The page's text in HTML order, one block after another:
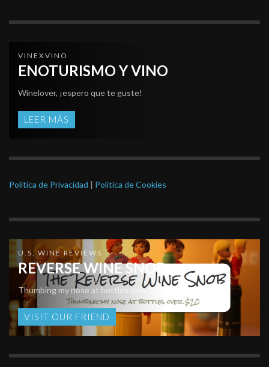
VINEXVINO
ENOTURISMO Y VINO
Winelover, ¡espero que te guste!
LEER MÁS
Política de Privacidad | Política de Cookies
U.S. WINE REVIEWS
REVERSE WINE SNOB
Thumbing my nose at bottles over $20
VISIT OUR FRIEND